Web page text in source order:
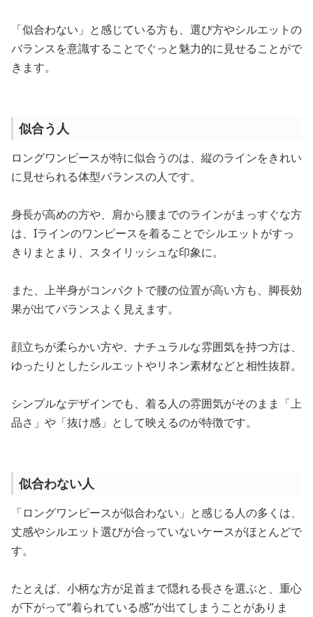
「似合わない」と感じている方も、選び方やシルエットの
バランスを意識することでぐっと魅力的に見せることがで
きます。
似合う人
ロングワンピースが特に似合うのは、縦のラインをきれい
に見せられる体型バランスの人です。
身長が高めの方や、肩から腰までのラインがまっすぐな方
は、Iラインのワンピースを着ることでシルエットがすっ
きりまとまり、スタイリッシュな印象に。
また、上半身がコンパクトで腰の位置が高い方も、脚長効
果が出てバランスよく見えます。
顔立ちが柔らかい方や、ナチュラルな雰囲気を持つ方は、
ゆったりとしたシルエットやリネン素材などと相性抜群。
シンプルなデザインでも、着る人の雰囲気がそのまま「上
品さ」や「抜け感」として映えるのが特徴です。
似合わない人
「ロングワンピースが似合わない」と感じる人の多くは、
丈感やシルエット選びが合っていないケースがほとんどで
す。
たとえば、小柄な方が足首まで隠れる長さを選ぶと、重心
が下がって“着られている感”が出てしまうことがありま